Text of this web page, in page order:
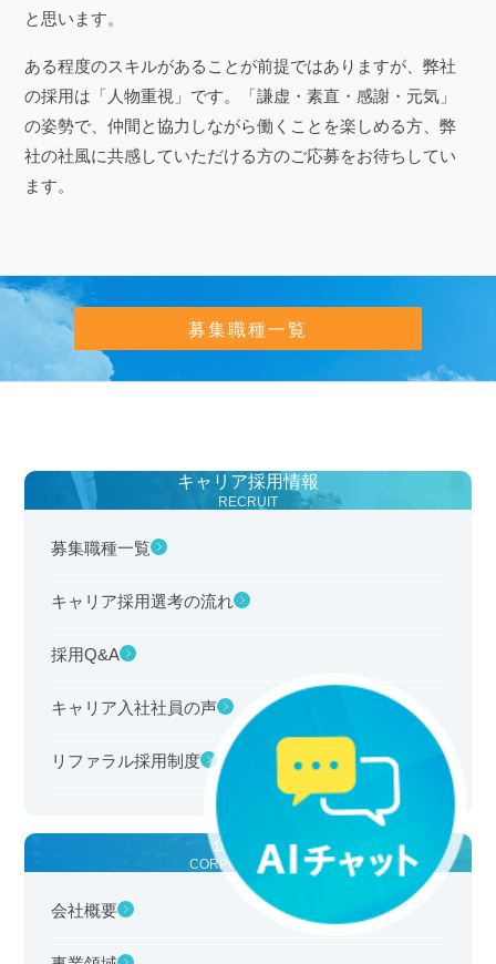
と思います。
ある程度のスキルがあることが前提ではありますが、弊社
の採用は「人物重視」です。「謙虚・素直・感謝・元気」
の姿勢で、仲間と協力しながら働くことを楽しめる方、弊
社の社風に共感していただける方のご応募をお待ちしてい
ます。
募集職種一覧
キャリア採用情報
RECRUIT
募集職種一覧
キャリア採用選考の流れ
採用Q&A
キャリア入社社員の声
リファラル採用制度
企業情報
CORPORATE INFO
会社概要